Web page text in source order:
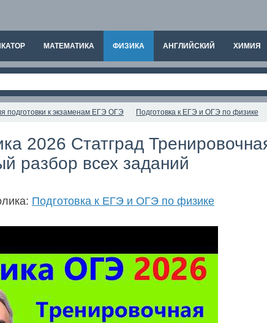
МАТЕМАТИКА ФИЗИКА АНГЛИЙСКИЙ ХИМИЯ
подготовки к экзаменам ЕГЭ ОГЭ Подготовка к ЕГЭ и ОГЭ по физике
2026 Статград
разбор всех заданий
Подготовка к ЕГЭ и ОГЭ по физике